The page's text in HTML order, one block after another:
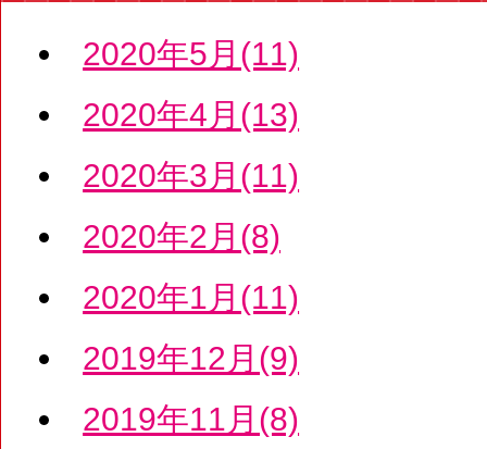
2020年5月(11)
2020年4月(13)
2020年3月(11)
2020年2月(8)
2020年1月(11)
2019年12月(9)
2019年11月(8)